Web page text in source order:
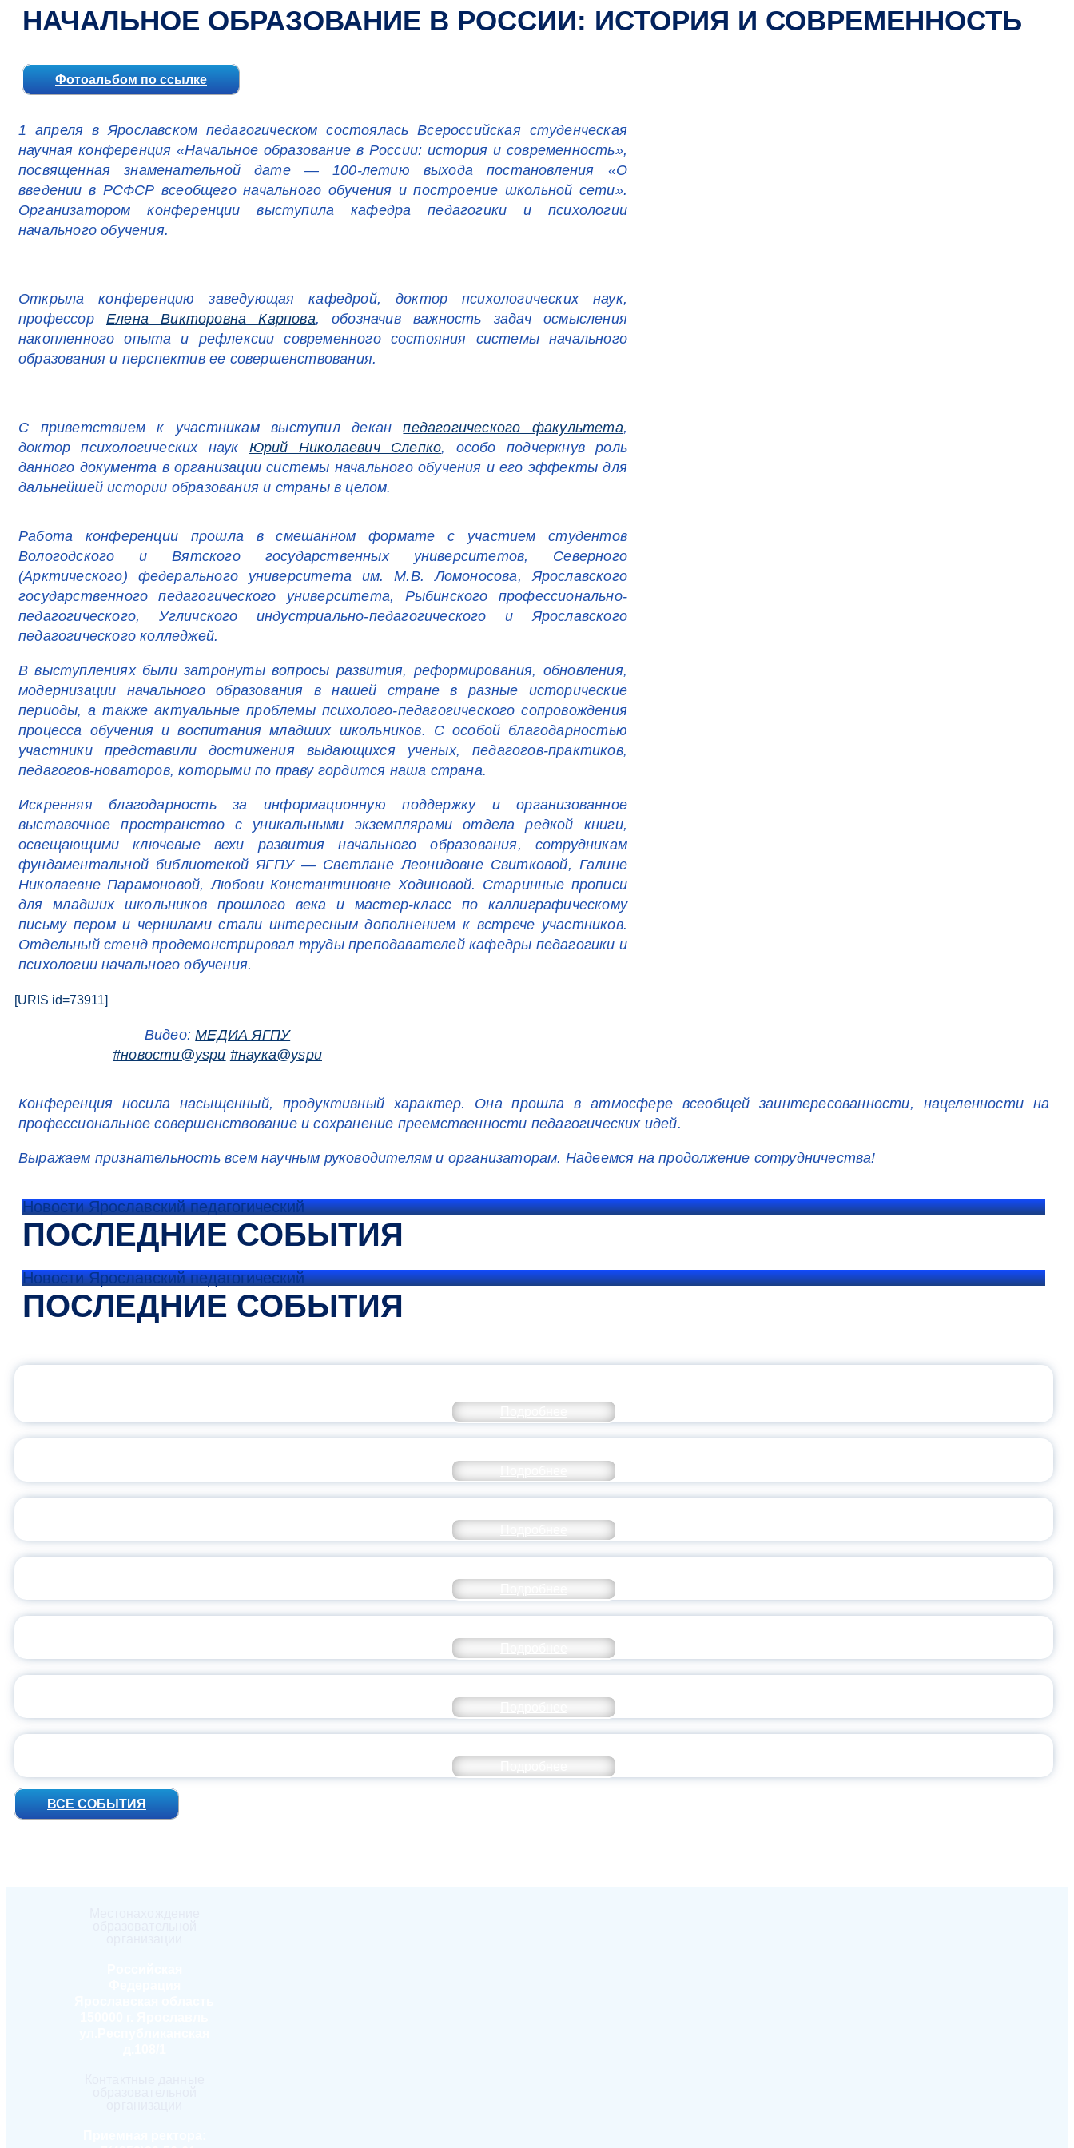
НАЧАЛЬНОЕ ОБРАЗОВАНИЕ В РОССИИ: ИСТОРИЯ И СОВРЕМЕННОСТЬ
Фотоальбом по ссылке
1 апреля в Ярославском педагогическом состоялась Всероссийская студенческая
научная конференция «Начальное образование в России: история и современность»,
посвященная знаменательной дате — 100-летию выхода постановления «О
введении в РСФСР всеобщего начального обучения и построение школьной сети».
Организатором конференции выступила кафедра педагогики и психологии
начального обучения.
Открыла конференцию заведующая кафедрой, доктор психологических наук,
профессор Елена Викторовна Карпова, обозначив важность задач осмысления
накопленного опыта и рефлексии современного состояния системы начального
образования и перспектив ее совершенствования.
С приветствием к участникам выступил деканпедагогического факультета,
доктор психологических наук Юрий Николаевич Слепко, особо подчеркнув роль
данного документа в организации системы начального обучения и его эффекты для
дальнейшей истории образования и страны в целом.
Работа конференции прошла в смешанном формате с участием студентов
Вологодского и Вятского государственных университетов, Северного
(Арктического) федерального университета им. М.В. Ломоносова, Ярославского
государственного педагогического университета, Рыбинского профессионально-
педагогического, Угличского индустриально-педагогического и Ярославского
педагогического колледжей.
В выступлениях были затронуты вопросы развития, реформирования, обновления,
модернизации начального образования в нашей стране в разные исторические
периоды, а также актуальные проблемы психолого-педагогического сопровождения
процесса обучения и воспитания младших школьников. С особой благодарностью
участники представили достижения выдающихся ученых, педагогов-практиков,
педагогов-новаторов, которыми по праву гордится наша страна.
Искренняя благодарность за информационную поддержку и организованное
выставочное пространство с уникальными экземплярами отдела редкой книги,
освещающими ключевые вехи развития начального образования, сотрудникам
фундаментальной библиотекой ЯГПУ — Светлане Леонидовне Свитковой, Галине
Николаевне Парамоновой, Любови Константиновне Ходиновой. Старинные прописи
для младших школьников прошлого века и мастер-класс по каллиграфическому
письму пером и чернилами стали интересным дополнением к встрече участников.
Отдельный стенд продемонстрировал труды преподавателей кафедры педагогики и
психологии начального обучения.
[URIS id=73911]
Видео:МЕДИА ЯГПУ
#новости@yspu #наука@yspu
Конференция носила насыщенный, продуктивный характер. Она прошла в атмосфере всеобщей заинтересованности, нацеленности на
профессиональное совершенствование и сохранение преемственности педагогических идей.
Выражаем признательность всем научным руководителям и организаторам. Надеемся на продолжение сотрудничества!
Новости Ярославский педагогический
ПОСЛЕДНИЕ СОБЫТИЯ
Новости Ярославский педагогический
ПОСЛЕДНИЕ СОБЫТИЯ
ВСЕ СОБЫТИЯ